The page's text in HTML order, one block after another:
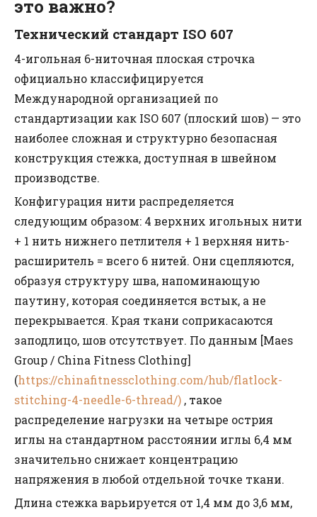
это важно?
Технический стандарт ISO 607
4-игольная 6-ниточная плоская строчка
официально классифицируется
Международной организацией по
стандартизации как ISO 607 (плоский шов) — это
наиболее сложная и структурно безопасная
конструкция стежка, доступная в швейном
производстве.
Конфигурация нити распределяется
следующим образом: 4 верхних игольных нити
+ 1 нить нижнего петлителя + 1 верхняя нить-
расширитель = всего 6 нитей. Они сцепляются,
образуя структуру шва, напоминающую
паутину, которая соединяется встык, а не
перекрывается. Края ткани соприкасаются
заподлицо, шов отсутствует. По данным [Maes
Group / China Fitness Clothing]
(https://chinafitnessclothing.com/hub/flatlock-
stitching-4-needle-6-thread/) , такое
распределение нагрузки на четыре острия
иглы на стандартном расстоянии иглы 6,4 мм
значительно снижает концентрацию
напряжения в любой отдельной точке ткани.
Длина стежка варьируется от 1,4 мм до 3,6 мм,